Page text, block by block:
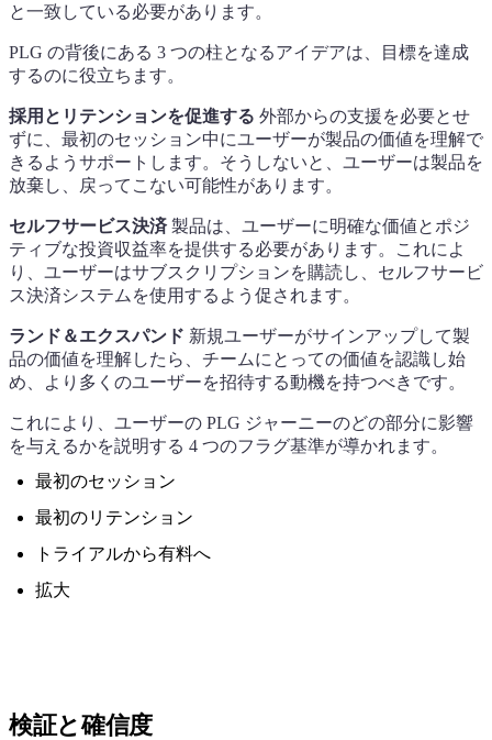
と一致している必要があります。
PLG の背後にある 3 つの柱となるアイデアは、目標を達成
するのに役立ちます。
採用とリテンションを促進する 外部からの支援を必要とせ
ずに、最初のセッション中にユーザーが製品の価値を理解で
きるようサポートします。そうしないと、ユーザーは製品を
放棄し、戻ってこない可能性があります。
セルフサービス決済製品は、ユーザーに明確な価値とポジ
ティブな投資収益率を提供する必要があります。これによ
り、ユーザーはサブスクリプションを購読し、セルフサービ
ス決済システムを使用するよう促されます。
ランド＆エクスパンド 新規ユーザーがサインアップして製
品の価値を理解したら、チームにとっての価値を認識し始
め、より多くのユーザーを招待する動機を持つべきです。
これにより、ユーザーの PLG ジャーニーのどの部分に影響
を与えるかを説明する 4 つのフラグ基準が導かれます。
最初のセッション
最初のリテンション
トライアルから有料へ
拡大
検証と確信度